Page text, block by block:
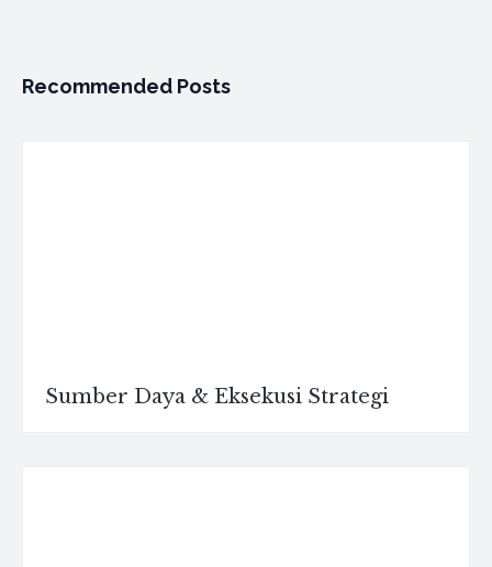
Recommended Posts
Sumber Daya & Eksekusi Strategi